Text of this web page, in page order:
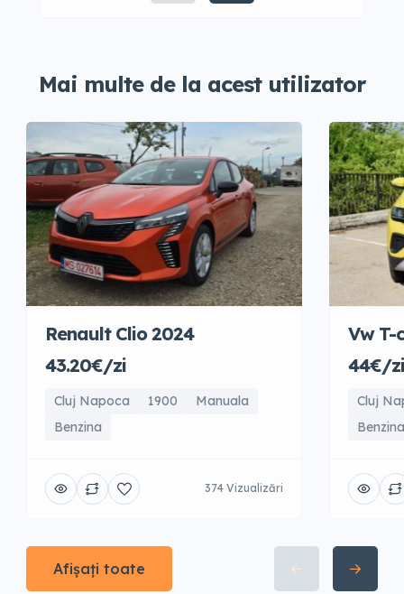
Mai multe de la acest utilizator
Renault Clio 2024
43.20€/zi
Cluj Napoca 1900
Manuala
Benzina
374 Vizualizări
Vw T-
44€/zi
Cluj
Benzina
Afișați toate